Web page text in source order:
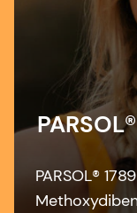
PARSOL®